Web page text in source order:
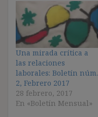
Una mirada crítica a
las relaciones
laborales: Boletín núm.
2, Febrero 2017
28 febrero, 2017
En «Boletín Mensual»